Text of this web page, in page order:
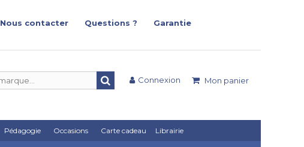
Nous contacter Questions ?
Garantie
Mon panier
Connexion
Pédagogie Occasions Carte cadeau Librairie